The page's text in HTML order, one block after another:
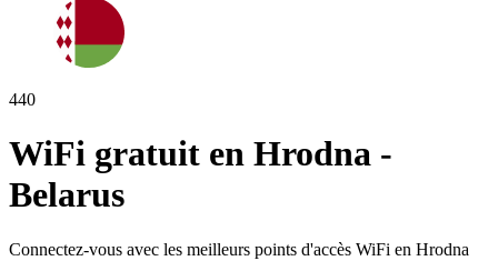
440
WiFi gratuit en Hrodna -
Belarus
Connectez-vous avec les meilleurs points d'accès WiFi en Hrodna